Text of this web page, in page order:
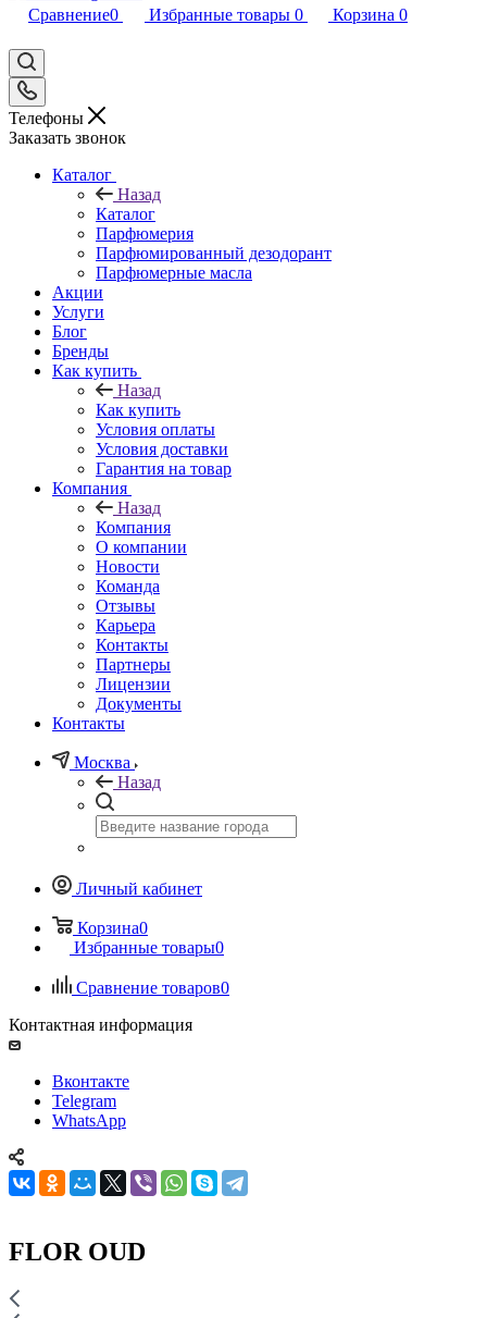
Сравнение0 Избранные товары 0 Корзина 0
Телефоны
Заказать звонок
Каталог
Назад
Каталог
Парфюмерия
Парфюмированный дезодорант
Парфюмерные масла
Акции
Услуги
Блог
Бренды
Как купить
Назад
Как купить
Условия оплаты
Условия доставки
Гарантия на товар
Компания
Назад
Компания
О компании
Новости
Команда
Отзывы
Карьера
Контакты
Партнеры
Лицензии
Документы
Контакты
Москва
Назад
Личный кабинет
Корзина0
Избранные товары0
Сравнение товаров0
Контактная информация
Вконтакте
Telegram
WhatsApp
FLOR OUD